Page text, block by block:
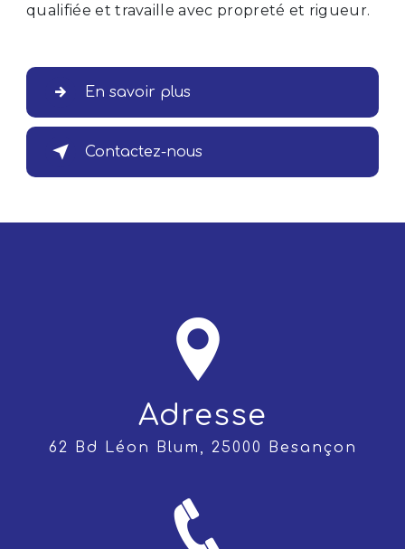
qualifiée et travaille avec propreté et rigueur.
En savoir plus
Contactez-nous
Adresse
62 Bd Léon Blum, 25000 Besançon